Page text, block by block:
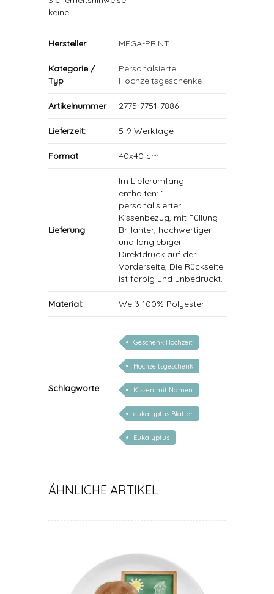
keine
Hersteller MEGA-PRINT
Kategorie /
Typ
Personalsierte
Hochzeitsgeschenke
Artikelnummer 2775-7751-7886
Lieferzeit: 5-9 Werktage
Format 40x40 cm
Lieferung
Im Lieferumfang
enthalten: 1
personalisierter
Kissenbezug, mit Füllung
Brillanter, hochwertiger
und langlebiger
Direktdruck auf der
Vorderseite, Die Rückseite
ist farbig und unbedruckt.
Material: Weiß 100% Polyester
Schlagworte
Geschenk Hochzeit
Hochzeitsgeschenk
Kissen mit Namen
eukalyptus Blätter
Eukalyptus
ÄHNLICHE ARTIKEL